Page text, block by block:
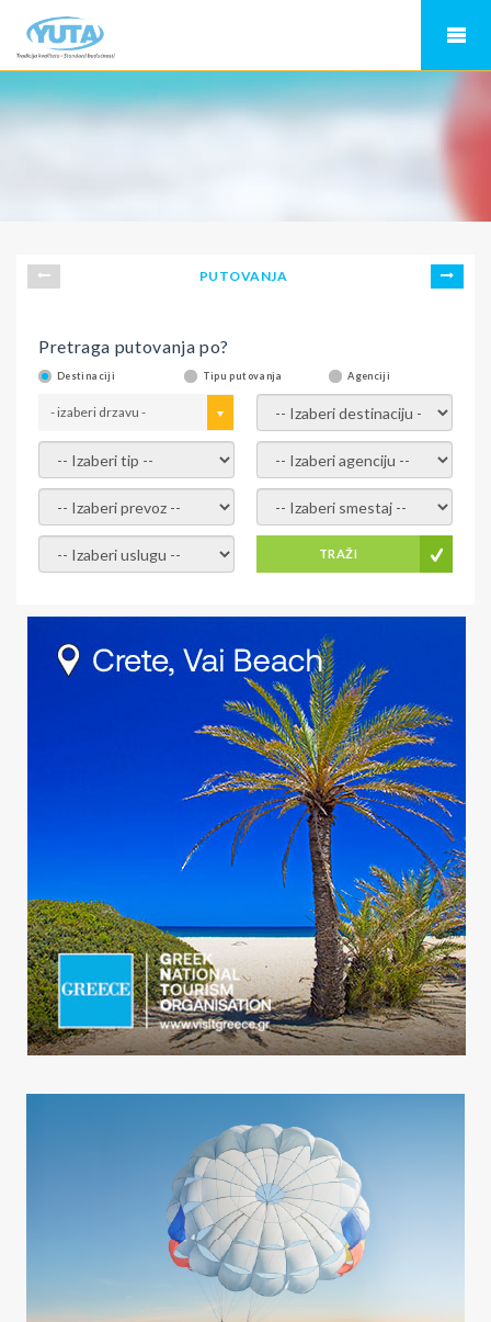
PUTOVANJA
Pretraga putovanja po?
Destinaciji Tipu putovanja Agenciji
- izaberi drzavu - - izaberi destinaciju -
- izaberi tip - - izaberi agenciju -
- izaberi prevoz - - Izaberite smestaj -
- Izaberite uslugu - TRAŽI